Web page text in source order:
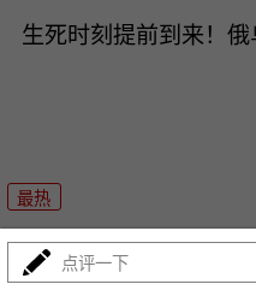
生死时刻提前到来！俄
最热
巴铁
点评一下